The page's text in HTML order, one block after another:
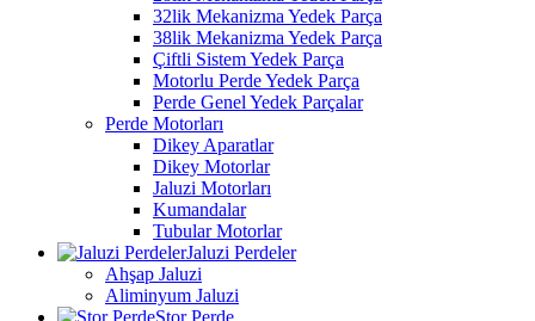
32lik Mekanizma Yedek Parça
38lik Mekanizma Yedek Parça
Çiftli Sistem Yedek Parça
Motorlu Perde Yedek Parça
Perde Genel Yedek Parçalar
Perde Motorları
Dikey Aparatlar
Dikey Motorlar
Jaluzi Motorları
Kumandalar
Tubular Motorlar
Jaluzi Perdeler
Ahşap Jaluzi
Aliminyum Jaluzi
Stor Perde